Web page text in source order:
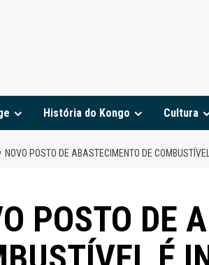
História do Kongo Cultura
NOVO POSTO DE ABASTECIMENTO DE
POSTO DE